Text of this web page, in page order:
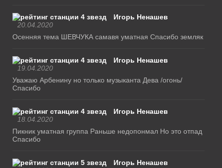
Игорь Ненашев
20.04.2020
Осенняя тема ШЕВЧУКА самавя уматная Спасибо земляк
Игорь Ненашев
19.04.2020
Уважаю Арбенину но только музыканта Дева /огонь/
Спасибо
Игорь Ненашев
18.04.2020
Пикник уматная группа Раньше недопонмал Но это отпад
Спасибо
Игорь Ненашев